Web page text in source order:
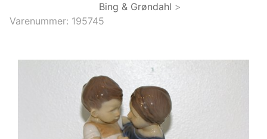
Bing & Grøndahl >
Varenummer: 195745